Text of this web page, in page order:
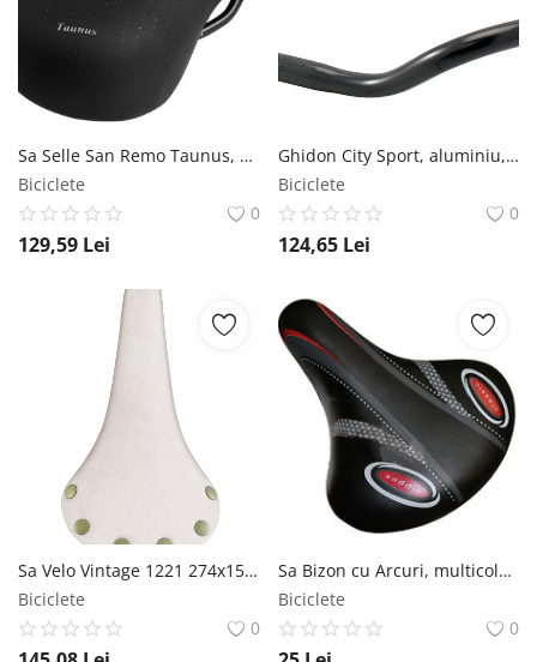
Sa Selle San Remo Taunus, 250x150 mm, culoare negru Selle San Remo
Biciclete
0
129,59 Lei
Ghidon City Sport, aluminiu, latime 560mm, O25.4, culoare negru satin RMS
Biciclete
0
124,65 Lei
Sa Velo Vintage 1221 274x153mm Alb Velo
Biciclete
0
Sa Bizon cu Arcuri, multicolor MX Biciclete
Biciclete
0